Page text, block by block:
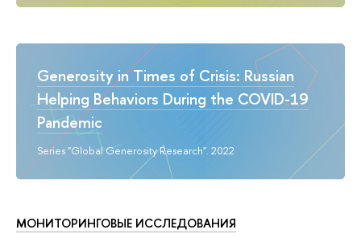
Generosity in Times of Crisis: Russian
Helping Behaviors During the COVID-19
Pandemic
Series "Global Generosity Research". 2022
МОНИТОРИНГОВЫЕ ИССЛЕДОВАНИЯ